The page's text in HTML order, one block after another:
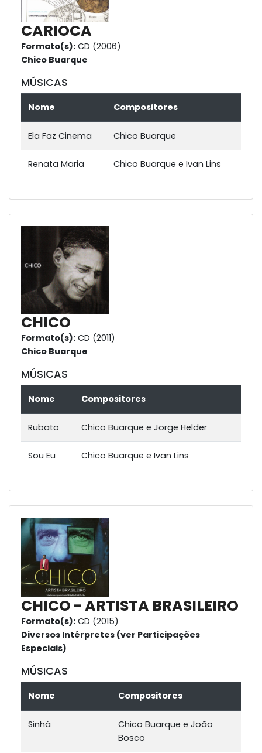
CARIOCA
Formato(s): CD (2006)
Chico Buarque
MÚSICAS
Nome Compositores
Ela Faz Cinema Chico Buarque
Renata Maria Chico Buarque e Ivan Lins
CHICO
Formato(s): CD (2011)
Chico Buarque
MÚSICAS
Nome Compositores
Rubato Chico Buarque e Jorge Helder
Sou Eu Chico Buarque e Ivan Lins
CHICO - ARTISTA BRASILEIRO
Formato(s): CD (2015)
Diversos Intérpretes (ver Participações
Especiais)
MÚSICAS
Nome Compositores
Sinhá
Chico Buarque e João
Bosco